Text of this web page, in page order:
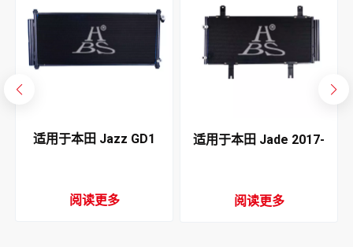
用于本田 Jazz GD1
阅读更多
适用于本田 Jade 2017-
阅读更多
适用